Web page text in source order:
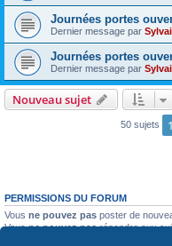
Journées portes
Dernier message par
Journées portes
Dernier message par
Nouveau sujet
50 sujets 1
PERMISSIONS DU FORUM
Vous ne pouvez pas poster de
Vousne pouvez pasrépondre aux